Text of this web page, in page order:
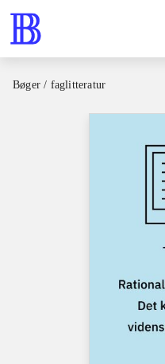
Bøger / faglitteratur